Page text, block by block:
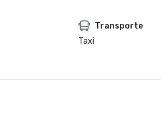
Transporte
Taxi